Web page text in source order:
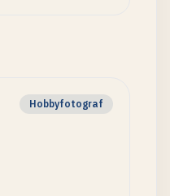
Hobbyfotograf